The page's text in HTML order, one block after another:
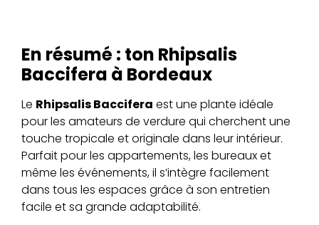
En résumé : ton Rhipsalis
Baccifera à Bordeaux
Le Rhipsalis Baccifera est une plante idéale
pour les amateurs de verdure qui cherchent une
touche tropicale et originale dans leur intérieur.
Parfait pour les appartements, les bureaux et
même les événements, il s’intègre facilement
dans tous les espaces grâce à son entretien
facile et sa grande adaptabilité.